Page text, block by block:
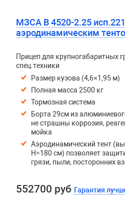
МЗСА B 4520-2.25
аэродинамическим
Прицеп для крупногабаритных
спец.техники
Размер кузова (4,6×1,95 м)
Полная масса 2500 кг
Тормозная система
Борта 29см из
не страшны коррозия,
мойка
Аэродинамический тент
H=180 см) позволяет
грязи, пыли, посторонних
552700 руб Гарантия